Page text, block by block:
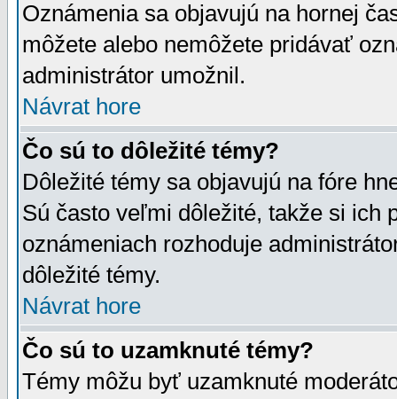
Oznámenia sa objavujú na hornej
môžete alebo nemôžete pridávať
administrátor umožnil.
Návrat hore
Čo sú to dôležité témy?
Dôležité témy sa objavujú na fóre
Sú často veľmi dôležité, takže si ich
oznámeniach rozhoduje
dôležité témy.
Návrat hore
Čo sú to uzamknuté témy?
Témy môžu byť uzamknuté